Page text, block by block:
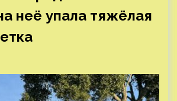
неё упала тяжёлая